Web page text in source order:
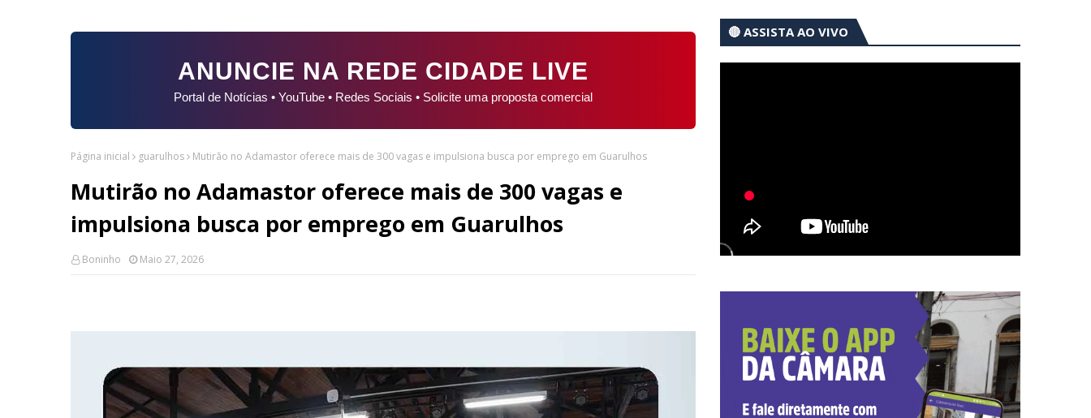
ANUNCIE NA REDE CIDADE LIVE
Portal de Notícias • YouTube • Redes Sociais • Solicite uma proposta comercial
Página inicial guarulhos Mutirão no Adamastor oferece mais de 300 vagas e impulsiona busca por emprego em Guarulhos
Mutirão no Adamastor oferece mais de 300 vagas e
impulsiona busca por emprego em Guarulhos
Boninho Maio 27, 2026
🔴 ASSISTA AO VIVO